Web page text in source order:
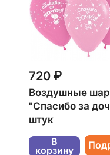
720 ₽
Воздушные
"Спасибо за
штук
В
корзину